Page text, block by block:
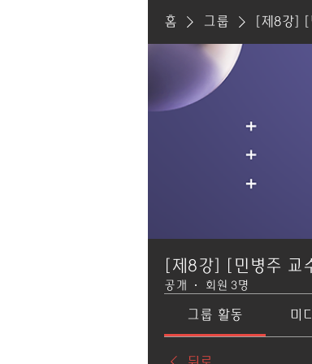
홈 그룹 [제8강]
[제8강] [민병주 교
공개 · 회원 3명
그룹 활동 미